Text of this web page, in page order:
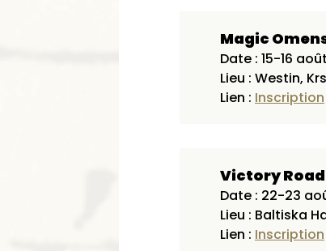
Magic
Date : 15-16
Lieu : Westin,
Lien : Inscription
Victory Road
Date : 22-23
Lieu : Baltiska
Lien : Inscription